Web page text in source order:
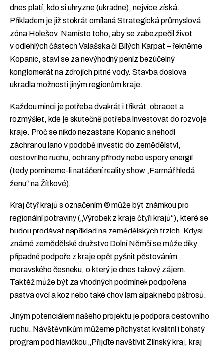
dnes platí, kdo si uhryzne (ukradne), nejvíce získá.
Příkladem je již stokrát omílaná Strategická průmyslová
zóna Holešov. Namísto toho, aby se zabezpečil život
v odlehlých částech Valašska či Bílých Karpat – řekněme
Kopanic, staví se za nevýhodný peníz bezúčelný
konglomerát na zdrojích pitné vody. Stavba doslova
ukradla možnosti jiným regionům kraje.
Každou minci je potřeba dvakrát i třikrát, obracet a
rozmýšlet, kde je skutečně potřeba investovat do rozvoje
kraje. Proč se nikdo nezastane Kopanic a nehodí
záchranou lano v podobě investic do zemědělství,
cestovního ruchu, ochrany přírody nebo úspory energií
(tedy pomineme-li natáčení reality show „Farmář hledá
ženu“ na Žítkové).
Kraj čtyř krajů s označením ® může být známkou pro
regionální potraviny („Výrobek z kraje čtyři krajů“), které se
budou prodávat například na zemědělských trzích. Kdysi
známé zemědělské družstvo Dolní Němčí se může díky
případné podpoře z kraje opět pyšnit pěstováním
moravského česneku, o který je dnes takový zájem.
Taktéž může být za vhodných podmínek podpořena
pastva ovcí a koz nebo také chov lam alpak nebo pštrosů.
Jiným potenciálem našeho projektu je podpora cestovního
ruchu. Návštěvníkům můžeme přichystat kvalitní i bohatý
program pod hlavičkou „Přijďte navštívit Zlínský kraj, kraj